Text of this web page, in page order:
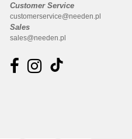
Customer Service
customerservice@needen.pl
Sales
sales@needen.pl